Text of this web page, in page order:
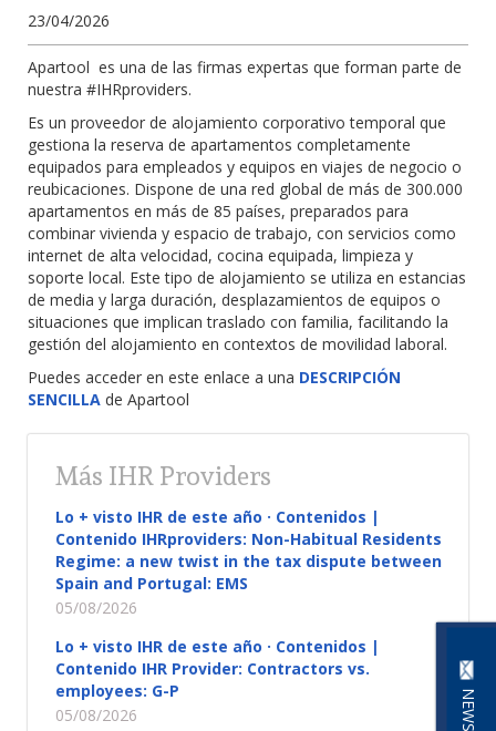
o
23/04/2026
Apartool es una de las firmas expertas que forman parte de
nuestra #IHRproviders.
Es un proveedor de alojamiento corporativo temporal que
gestiona la reserva de apartamentos completamente
equipados para empleados y equipos en viajes de negocio o
reubicaciones. Dispone de una red global de más de 300.000
apartamentos en más de 85 países, preparados para
combinar vivienda y espacio de trabajo, con servicios como
internet de alta velocidad, cocina equipada, limpieza y
soporte local. Este tipo de alojamiento se utiliza en estancias
de media y larga duración, desplazamientos de equipos o
situaciones que implican traslado con familia, facilitando la
gestión del alojamiento en contextos de movilidad laboral.
Puedes acceder en este enlace a una DESCRIPCIÓN
SENCILLA de Apartool
Más IHR Providers
Lo + visto IHR de este año · Contenidos |
Contenido IHRproviders: Non-Habitual Residents
Regime: a new twist in the tax dispute between
Spain and Portugal: EMS
05/08/2026
Lo + visto IHR de este año · Contenidos |
Contenido IHR Provider: Contractors vs.
employees: G-P
05/08/2026